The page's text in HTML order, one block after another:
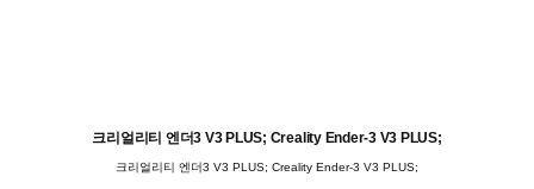
크리얼리티 엔더3 V3 PLUS; Creality Ender-3 V3 PLUS;
크리얼리티 엔더3 V3 PLUS; Creality Ender-3 V3 PLUS;